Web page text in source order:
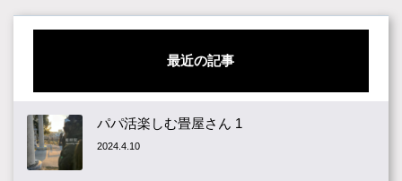
最近の記事
パパ活楽しむ畳屋さん 1
2024.4.10